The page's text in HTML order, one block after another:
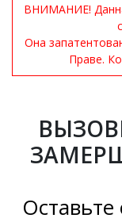
ВНИМАНИЕ!
Она
Праве.